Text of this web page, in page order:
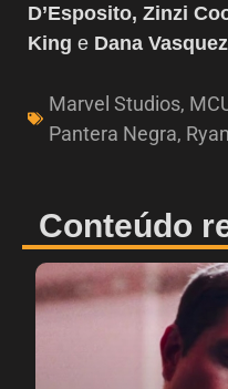
D’Esposito, Zinzi
King e Dana
Marvel Studios,
Pantera Negra,
Conteúdo